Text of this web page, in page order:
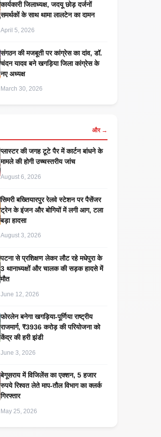
कार्यकारी जिलाध्यक्ष, जदयू छोड़ दर्जनों
समर्थकों के साथ थामा लालटेन का दामन
April 5, 2026
संगठन की मजबूती पर कांग्रेस का दांव, डॉ.
चंदन यादव बने खगड़िया जिला कांग्रेस के
नए अध्यक्ष
March 30, 2026
और →
प्लास्टर की जगह टूटे पैर में कार्टन बांधने के
मामले की होगी उच्चस्तरीय जांच
August 6, 2026
सिमरी बख्तियारपुर रेलवे स्टेशन पर पैसेंजर
ट्रेन के इंजन और बोगियों में लगी आग, टला
बड़ा हादसा
August 3, 2026
पटना से प्रशिक्षण लेकर लौट रहे मधेपुरा के
3 थानाध्यक्षों और चालक की सड़क हादसे में
मौत
June 12, 2026
​फोरलेन बनेगा खगड़िया-पूर्णिया राष्ट्रीय
राजमार्ग, ₹3936 करोड़ की परियोजना को
केंद्र की हरी झंडी
June 3, 2026
बेगूसराय में विजिलेंस का एक्शन, 5 हजार
रुपये रिश्वत लेते माप-तौल विभाग का क्लर्क
गिरफ्तार
May 25, 2026